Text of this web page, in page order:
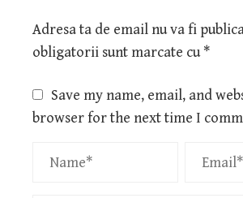
Adresa ta de email nu va fi
obligatorii sunt marcate cu*
Save my name, email, and
browser for the next time I